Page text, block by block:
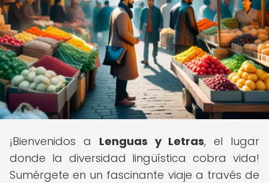
¡Bienvenidos a Lenguas y Letras, el lugar
donde la diversidad lingüística cobra vida!
Sumérgete en un fascinante viaje a través de